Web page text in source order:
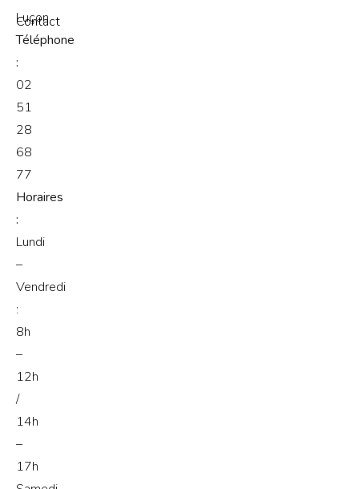
Contact
Luçon
Téléphone
:
02
51
28
68
77
Horaires
:
Lundi
–
Vendredi
:
8h
–
12h
/
14h
–
17h